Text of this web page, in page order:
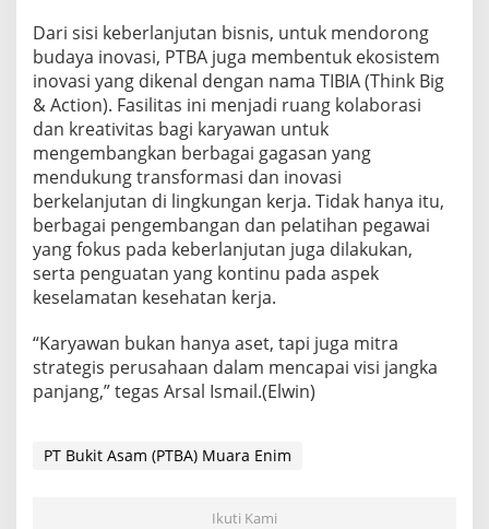
Dari sisi keberlanjutan bisnis, untuk mendorong
budaya inovasi, PTBA juga membentuk ekosistem
inovasi yang dikenal dengan nama TIBIA (Think Big
& Action). Fasilitas ini menjadi ruang kolaborasi
dan kreativitas bagi karyawan untuk
mengembangkan berbagai gagasan yang
mendukung transformasi dan inovasi
berkelanjutan di lingkungan kerja. Tidak hanya itu,
berbagai pengembangan dan pelatihan pegawai
yang fokus pada keberlanjutan juga dilakukan,
serta penguatan yang kontinu pada aspek
keselamatan kesehatan kerja.
“Karyawan bukan hanya aset, tapi juga mitra
strategis perusahaan dalam mencapai visi jangka
panjang,” tegas Arsal Ismail.(Elwin)
PT Bukit Asam (PTBA) Muara Enim
Ikuti Kami